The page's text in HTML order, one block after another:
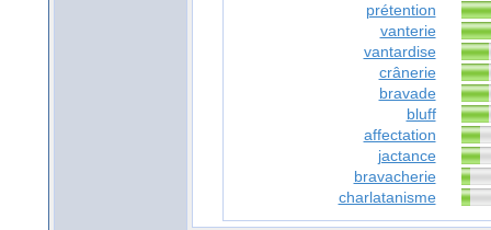
prétention
vanterie
vantardise
crânerie
bravade
bluff
affectation
jactance
bravacherie
charlatanisme